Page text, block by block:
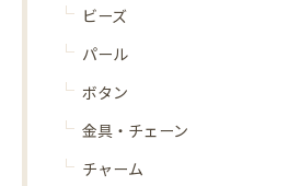
ビーズ
パール
ボタン
金具・チェーン
チャーム